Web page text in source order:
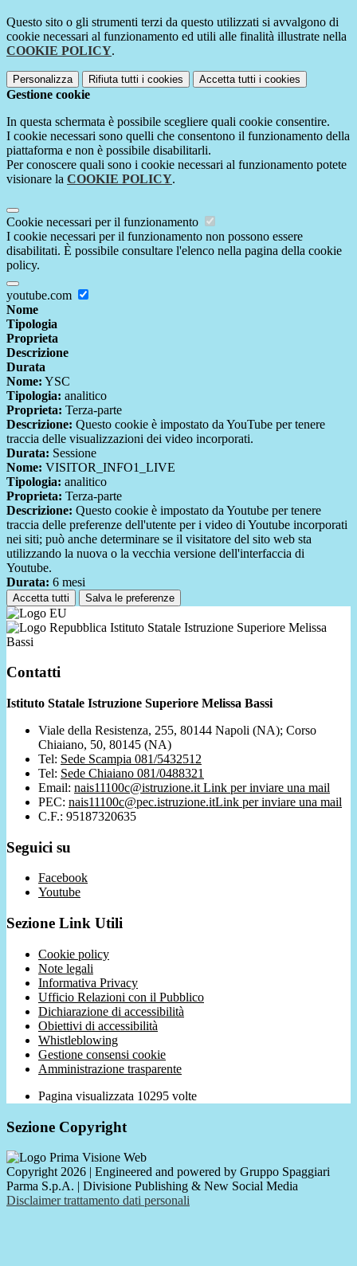
Questo sito o gli strumenti terzi da questo utilizzati si avvalgono di
cookie necessari al funzionamento ed utili alle finalità illustrate nella
COOKIE POLICY.
Personalizza Rifiuta tutti i cookies Accetta tutti i cookies
Gestione cookie
In questa schermata è possibile scegliere quali cookie consentire.
I cookie necessari sono quelli che consentono il funzionamento della
piattaforma e non è possibile disabilitarli.
Per conoscere quali sono i cookie necessari al funzionamento potete
visionare la COOKIE POLICY.
Cookie necessari per il funzionamento
I cookie necessari per il funzionamento non possono essere
disabilitati. È possibile consultare l'elenco nella pagina della cookie
policy.
youtube.com
Nome
Tipologia
Proprieta
Descrizione
Durata
Nome: YSC
Tipologia: analitico
Proprieta: Terza-parte
Descrizione: Questo cookie è impostato da YouTube per tenere
traccia delle visualizzazioni dei video incorporati.
Durata: Sessione
Nome: VISITOR_INFO1_LIVE
Tipologia: analitico
Proprieta: Terza-parte
Descrizione: Questo cookie è impostato da Youtube per tenere
traccia delle preferenze dell'utente per i video di Youtube incorporati
nei siti; può anche determinare se il visitatore del sito web sta
utilizzando la nuova o la vecchia versione dell'interfaccia di
Youtube.
Durata: 6 mesi
Accetta tutti Salva le preferenze
Istituto Statale Istruzione Superiore Melissa
Bassi
Contatti
Istituto Statale Istruzione Superiore Melissa Bassi
Viale della Resistenza, 255, 80144 Napoli (NA); Corso
Chiaiano, 50, 80145 (NA)
Tel: Sede Scampia 081/5432512
Tel: Sede Chiaiano 081/0488321
Email: nais11100c@istruzione.it Link per inviare una mail
PEC: nais11100c@pec.istruzione.itLink per inviare una mail
C.F.: 95187320635
Seguici su
Facebook
Youtube
Sezione Link Utili
Cookie policy
Note legali
Informativa Privacy
Ufficio Relazioni con il Pubblico
Dichiarazione di accessibilità
Obiettivi di accessibilità
Whistleblowing
Gestione consensi cookie
Amministrazione trasparente
Pagina visualizzata 10295 volte
Sezione Copyright
Copyright 2026 | Engineered and powered by Gruppo Spaggiari
Parma S.p.A. | Divisione Publishing & New Social Media
Disclaimer trattamento dati personali